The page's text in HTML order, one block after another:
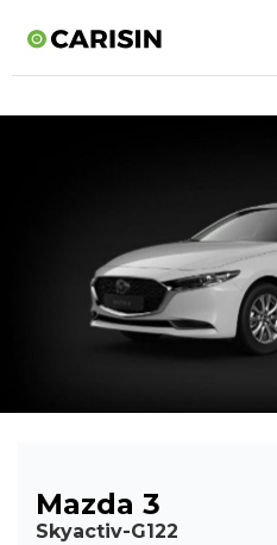
Mazda 3
Skyactiv-G122